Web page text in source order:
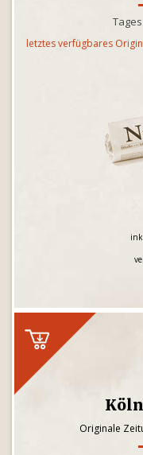
letztes verfügbares
Originale